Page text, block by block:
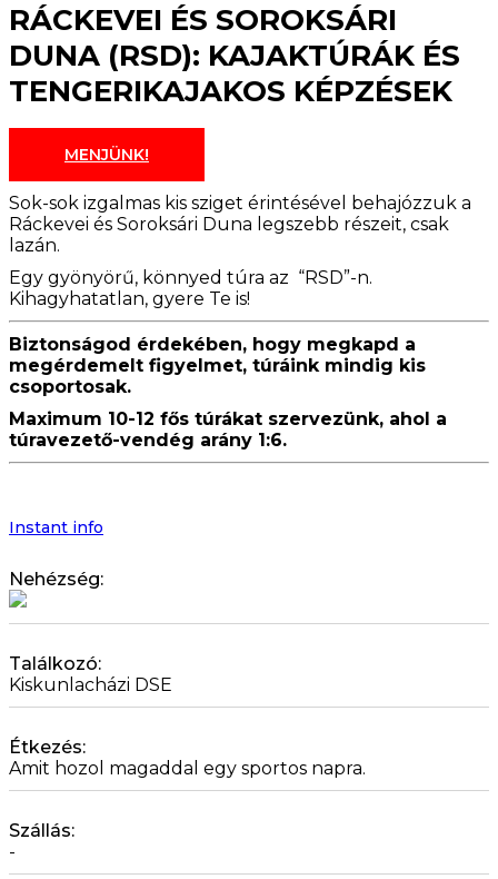
RÁCKEVEI ÉS SOROKSÁRI
DUNA (RSD): KAJAKTÚRÁK ÉS
TENGERIKAJAKOS KÉPZÉSEK
MENJÜNK!
Sok-sok izgalmas kis sziget érintésével behajózzuk a
Ráckevei és Soroksári Duna legszebb részeit, csak
lazán.
Egy gyönyörű, könnyed túra az “RSD”-n.
Kihagyhatatlan, gyere Te is!
Biztonságod érdekében, hogy megkapd a
megérdemelt figyelmet, túráink mindig kis
csoportosak.
Maximum 10-12 fős túrákat szervezünk, ahol a
túravezető-vendég arány 1:6.
Instant info
Nehézség:
Találkozó:
Kiskunlacházi DSE
Étkezés:
Amit hozol magaddal egy sportos napra.
Szállás:
-